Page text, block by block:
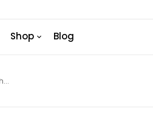
Shop Blog